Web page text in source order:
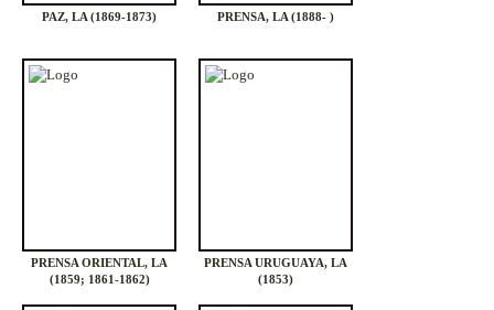
PAZ, LA (1869-1873) PRENSA, LA (1888- )
PRENSA ORIENTAL, LA
(1859; 1861-1862)
PRENSA URUGUAYA, LA
(1853)